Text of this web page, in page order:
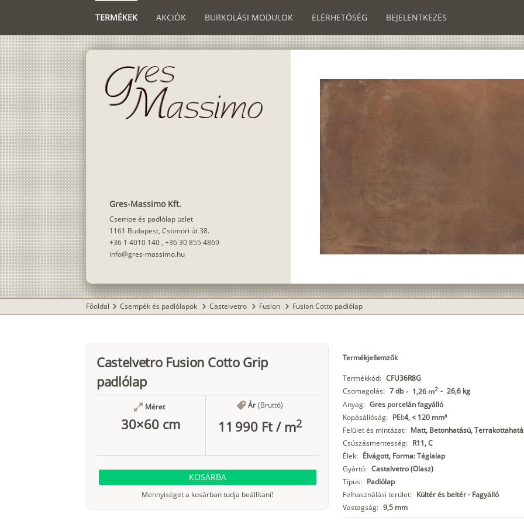
TERMÉKEK AKCIÓK BURKOLÁSI MODULOK ELÉRHETŐSÉG BEJELENTKEZÉS
Gres-Massimo Kft.
Csempe és padlólap üzlet
1161 Budapest, Csömöri út 38.
+36 1 4010 140 , +36 30 855 4869
info@gres-massimo.hu
Főoldal chevron_right Csempék és padlólapok chevron_right Castelvetro chevron_right Fusion chevron_right Fusion Cotto padlólap
Castelvetro Fusion Cotto Grip
padlólap
Méret
30×60 cm
Ár (Bruttó)
11 990 Ft/ m2
KOSÁRBA
Mennyiséget a kosárban tudja beállítani!
Termékjellemzők
Termékkód: CFU36R8G
Csomagolás: 7 db - 1,26 m2 - 26,6 kg
Anyag: Gres porcelán fagyálló
Kopásállóság: PEI:4, < 120 mm³
Felület és mintázat: Matt, Betonhatású,
Csúszásmentesség: R11, C
Élek: Élvágott, Forma: Téglalap
Gyártó: Castelvetro (Olasz)
Típus: Padlólap
Felhasználási terület: Kültér és beltér - Fagyálló
Vastagság: 9,5 mm